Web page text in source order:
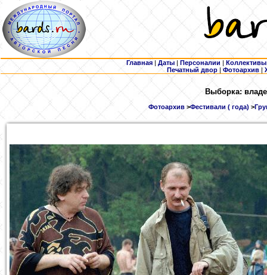
Главная | Даты | Персоналии | Коллективы
Печатный двор |Фотоархив |
Выборка:
Фотоархив>Фестивали ( года)>